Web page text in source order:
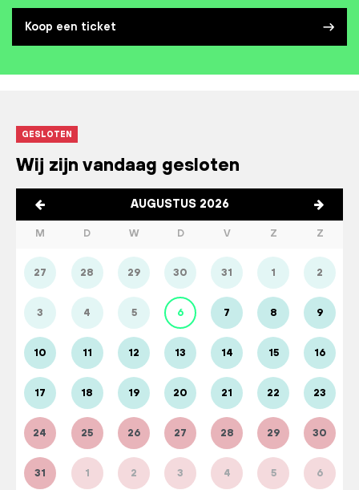
Koop een ticket
GESLOTEN
Wij zijn vandaag gesloten
AUGUSTUS 2026
M D W D V Z Z
27 28 29 30 31 1 2
3 4 5 6 7 8 9
10 11 12 13 14 15 16
17 18 19 20 21 22 23
24 25 26 27 28 29 30
31 1 2 3 4 5 6